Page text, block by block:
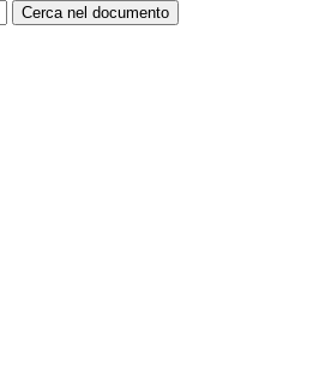
Cerca nel documento